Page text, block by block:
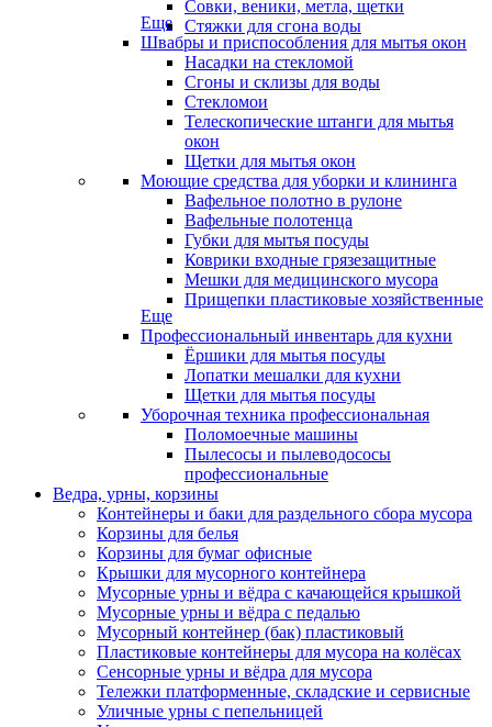
Совки, веники, метла, щетки
Стяжки для сгона воды
Еще
Швабры и приспособления для мытья окон
Насадки на стекломой
Сгоны и склизы для воды
Стекломои
Телескопические штанги для мытья
окон
Щетки для мытья окон
Моющие средства для уборки и клининга
Вафельное полотно в рулоне
Вафельные полотенца
Губки для мытья посуды
Коврики входные грязезащитные
Мешки для медицинского мусора
Прищепки пластиковые хозяйственные
Еще
Профессиональный инвентарь для кухни
Ёршики для мытья посуды
Лопатки мешалки для кухни
Щетки для мытья посуды
Уборочная техника профессиональная
Поломоечные машины
Пылесосы и пылеводососы
профессиональные
Ведра, урны, корзины
Контейнеры и баки для раздельного сбора мусора
Корзины для белья
Корзины для бумаг офисные
Крышки для мусорного контейнера
Мусорные урны и вёдра с качающейся крышкой
Мусорные урны и вёдра с педалью
Мусорный контейнер (бак) пластиковый
Пластиковые контейнеры для мусора на колёсах
Сенсорные урны и вёдра для мусора
Тележки платформенные, складские и сервисные
Уличные урны с пепельницей